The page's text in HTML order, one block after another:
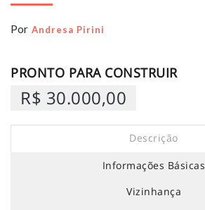
Por Andresa Pirini
PRONTO PARA CONSTRUIR
R$ 30.000,00
Descrição
Informações Básicas
Vizinhança